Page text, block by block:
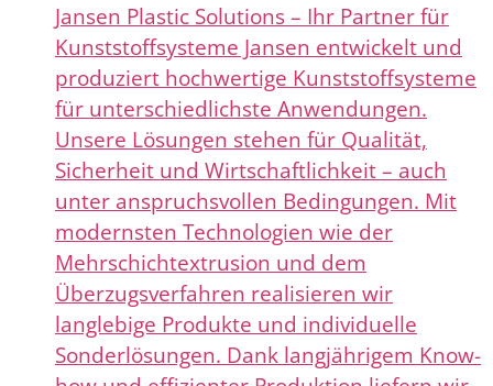
Jansen Plastic Solutions – Ihr Partner für
Kunststoffsysteme Jansen entwickelt und
produziert hochwertige Kunststoffsysteme
für unterschiedlichste Anwendungen.
Unsere Lösungen stehen für Qualität,
Sicherheit und Wirtschaftlichkeit – auch
unter anspruchsvollen Bedingungen. Mit
modernsten Technologien wie der
Mehrschichtextrusion und dem
Überzugsverfahren realisieren wir
langlebige Produkte und individuelle
Sonderlösungen. Dank langjährigem Know-